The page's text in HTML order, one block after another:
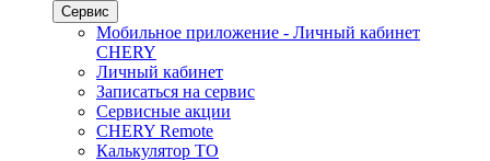
Сервис
Мобильное приложение - Личный кабинет
CHERY
Личный кабинет
Записаться на сервис
Сервисные акции
CHERY Remote
Калькулятор ТО